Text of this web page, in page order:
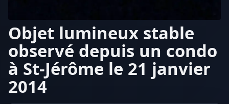
Objet lumineux stable
observé depuis un condo
à St-Jérôme le 21 janvier
2014